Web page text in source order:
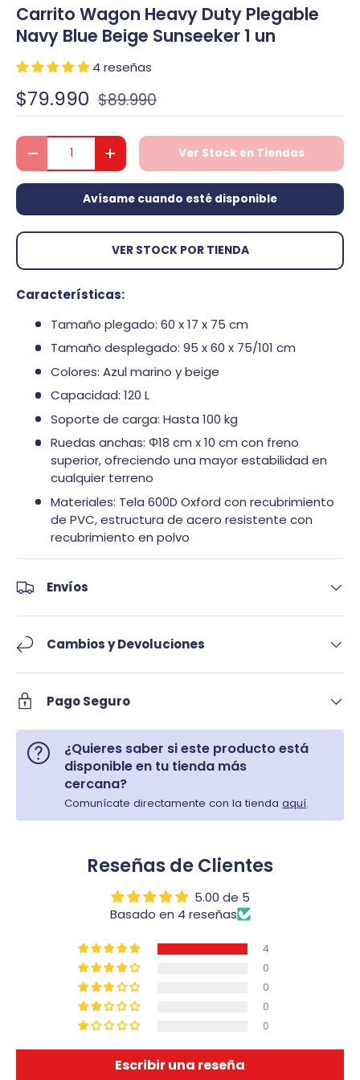
Carrito Wagon Heavy Duty Plegable
Navy Blue Beige Sunseeker 1 un
4 reseñas
$79.990 $89.990
Cant.
Disminuir cantidadAumentar la cantidadVer Stock en Tiendas
Avísame cuando esté disponible
VER STOCK POR TIENDA
Características:
Tamaño plegado: 60 x 17 x 75 cm
Tamaño desplegado: 95 x 60 x 75/101 cm
Colores: Azul marino y beige
Capacidad: 120 L
Soporte de carga: Hasta 100 kg
Ruedas anchas: Φ18 cm x 10 cm con freno
superior, ofreciendo una mayor estabilidad en
cualquier terreno
Materiales: Tela 600D Oxford con recubrimiento
de PVC, estructura de acero resistente con
recubrimiento en polvo
Envíos
Cambios y Devoluciones
Pago Seguro
¿Quieres saber si este producto está
disponible en tu tienda más
cercana?
Comunícate directamente con la tienda aquí.
Reseñas de Clientes
5.00 de 5
Basado en 4 reseñas
4
0
0
0
0
Escribir una reseña